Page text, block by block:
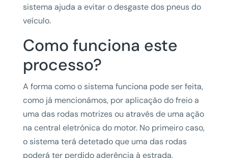
sistema ajuda a evitar o desgaste dos pneus do
veículo.
Como funciona este
processo?
A forma como o sistema funciona pode ser feita,
como já mencionámos, por aplicação do freio a
uma das rodas motrizes ou através de uma ação
na central eletrónica do motor. No primeiro caso,
o sistema terá detetado que uma das rodas
poderá ter perdido aderência à estrada,